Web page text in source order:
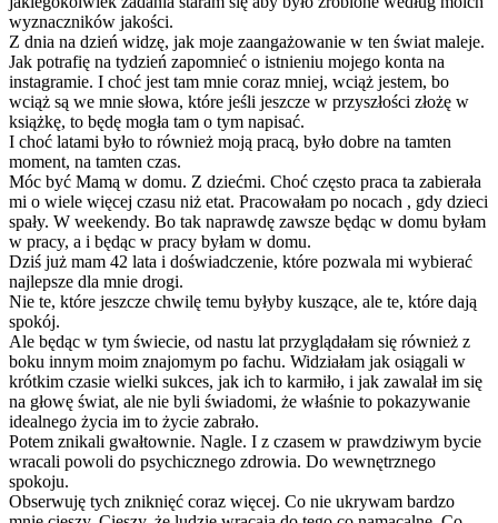
wyznaczników jakości.
Z dnia na dzień widzę, jak moje zaangażowanie w ten świat maleje.
Jak potrafię na tydzień zapomnieć o istnieniu mojego konta na
instagramie. I choć jest tam mnie coraz mniej, wciąż jestem, bo
wciąż są we mnie słowa, które jeśli jeszcze w przyszłości złożę w
książkę, to będę mogła tam o tym napisać.
I choć latami było to również moją pracą, było dobre na tamten
moment, na tamten czas.
Móc być Mamą w domu. Z dziećmi. Choć często praca ta zabierała
mi o wiele więcej czasu niż etat. Pracowałam po nocach , gdy dzieci
spały. W weekendy. Bo tak naprawdę zawsze będąc w domu byłam
w pracy, a i będąc w pracy byłam w domu.
Dziś już mam 42 lata i doświadczenie, które pozwala mi wybierać
najlepsze dla mnie drogi.
Nie te, które jeszcze chwilę temu byłyby kuszące, ale te, które dają
spokój.
Ale będąc w tym świecie, od nastu lat przyglądałam się również z
boku innym moim znajomym po fachu. Widziałam jak osiągali w
krótkim czasie wielki sukces, jak ich to karmiło, i jak zawalał im się
na głowę świat, ale nie byli świadomi, że właśnie to pokazywanie
idealnego życia im to życie zabrało.
Potem znikali gwałtownie. Nagle. I z czasem w prawdziwym bycie
wracali powoli do psychicznego zdrowia. Do wewnętrznego
spokoju.
Obserwuję tych zniknięć coraz więcej. Co nie ukrywam bardzo